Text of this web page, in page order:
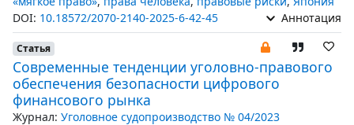
DOI: 10.18572/2070-2140-2025-6-42-45 Аннотация
Статья
Современные тенденции уголовно-правового
обеспечения безопасности цифрового
финансового рынка
Журнал: Уголовное судопроизводство № 04/2023